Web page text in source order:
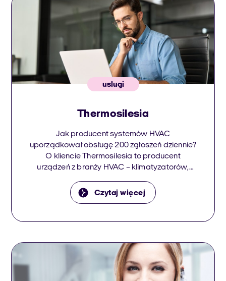
uslugi
Thermosilesia
Jak producent systemów HVAC
uporządkował obsługę 200 zgłoszeń dziennie?
O kliencie Thermosilesia to producent
urządzeń z branży HVAC – klimatyzatorów,
systemów VRF dla instalacji komercyjnych.
Firma współpracuje głównie z instalatorami,
serwisowe po instalacji urządzeń. Dział
pomoc instalatorom w trakcie montażu
urządzeń, […]
Czytaj więcej